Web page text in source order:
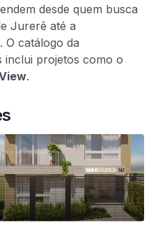
desde quem busca
Jurerê até a
O catálogo da
inclui projetos como o
.